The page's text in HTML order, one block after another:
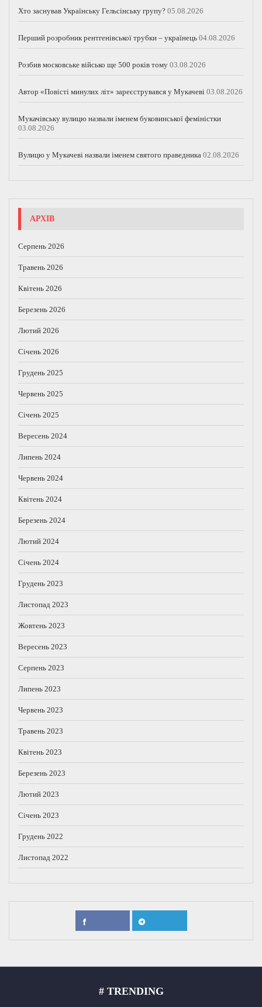
Хто заснував Українську Гельсінську групу? 05.08.2026
Перший розробник рентгенівської трубки – українець 04.08.2026
Розбив московське військо ще 500 років тому 03.08.2026
Автор «Повісті минулих літ» зареєструвався у Мукачеві 03.08.2026
Мукачівську вулицю назвали іменем буковинської феміністки
03.08.2026
Вулицю у Мукачеві назвали іменем святого праведника 02.08.2026
АРХІВ
Серпень 2026
Травень 2026
Квітень 2026
Березень 2026
Лютий 2026
Січень 2026
Грудень 2025
Червень 2025
Січень 2025
Вересень 2024
Липень 2024
Червень 2024
Квітень 2024
Березень 2024
Лютий 2024
Січень 2024
Грудень 2023
Листопад 2023
Жовтень 2023
Вересень 2023
Серпень 2023
Липень 2023
Червень 2023
Травень 2023
Квітень 2023
Березень 2023
Лютий 2023
Січень 2023
Грудень 2022
Листопад 2022
# TRENDING